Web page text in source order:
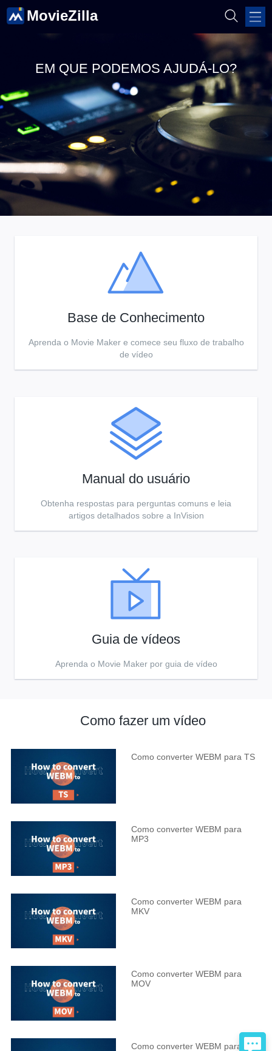
MovieZilla
EM QUE PODEMOS AJUDÁ-LO?
Base de Conhecimento
Aprenda o Movie Maker e comece seu fluxo de trabalho
de vídeo
Manual do usuário
Obtenha respostas para perguntas comuns e leia
artigos detalhados sobre a InVision
Guia de vídeos
Aprenda o Movie Maker por guia de vídeo
Como fazer um vídeo
Como converter WEBM para TS
Como converter WEBM para
MP3
Como converter WEBM para
MKV
Como converter WEBM para
MOV
Como converter WEBM para FLV